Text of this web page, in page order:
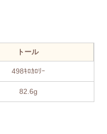
トール
498ｷﾛｶﾛﾘｰ
82.6g